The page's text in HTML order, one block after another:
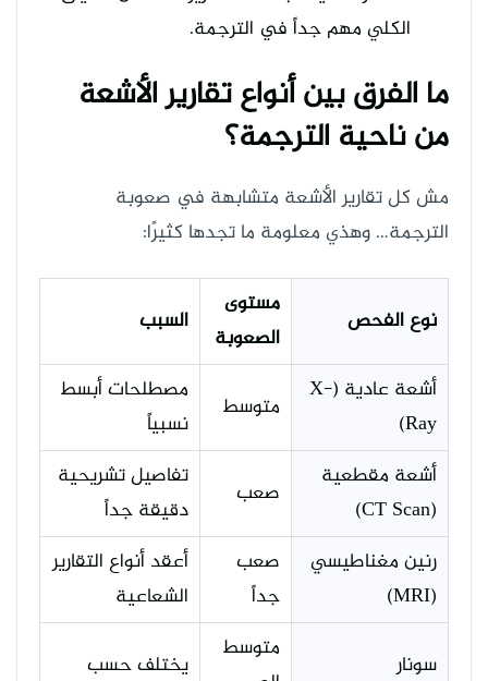
الكلي مهم جداً في الترجمة.
ما الفرق بين أنواع تقارير الأشعة
من ناحية الترجمة؟
مش كل تقارير الأشعة متشابهة في صعوبة
الترجمة… وهذي معلومة ما تجدها كثيرًا:
نوع الفحص
مستوى
الصعوبة
السبب
أشعة عادية (X-
Ray)
متوسط
مصطلحات أبسط
نسبياً
أشعة مقطعية
(CT Scan)
صعب
تفاصيل تشريحية
دقيقة جداً
رنين مغناطيسي
(MRI)
صعب
جداً
أعقد أنواع التقارير
الشعاعية
سونار
متوسط
يختلف حسب